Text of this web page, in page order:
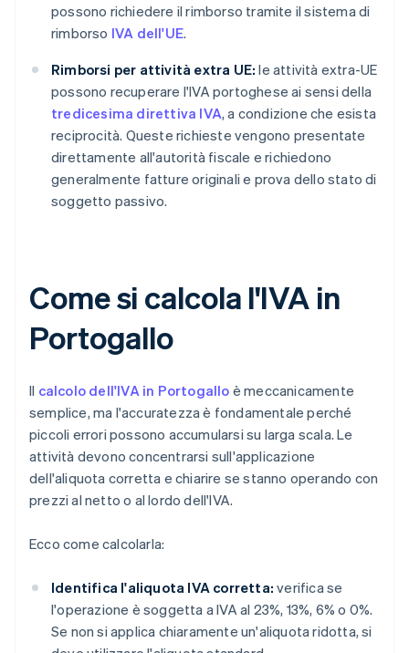
possono richiedere il rimborso tramite il sistema di
rimborso IVA dell'UE.
Rimborsi per attività extra UE: le attività extra-UE
possono recuperare l'IVA portoghese ai sensi della
tredicesima direttiva IVA, a condizione che esista
reciprocità. Queste richieste vengono presentate
direttamente all'autorità fiscale e richiedono
generalmente fatture originali e prova dello stato di
soggetto passivo.
Come si calcola l'IVA in
Portogallo
Il calcolo dell'IVA in Portogallo è meccanicamente
semplice, ma l'accuratezza è fondamentale perché
piccoli errori possono accumularsi su larga scala. Le
attività devono concentrarsi sull'applicazione
dell'aliquota corretta e chiarire se stanno operando con
prezzi al netto o al lordo dell'IVA.
Ecco come calcolarla:
Identifica l'aliquota IVA corretta: verifica se
l'operazione è soggetta a IVA al 23%, 13%, 6% o 0%.
Se non si applica chiaramente un'aliquota ridotta, si